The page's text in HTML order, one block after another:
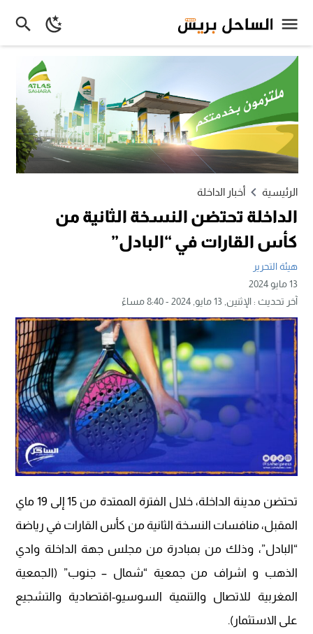
الرئيسية أخبار الداخلة
الداخلة تحتضن النسخة الثانية من
كأس القارات في “البادل”
هيئة التحرير
13 مايو 2024
آخر تحديث :الإثنين, 13 مايو, 2024 - 8:40 مساءً
تحتضن مدينة الداخلة، خلال الفترة الممتدة من 15 إلى 19 ماي
المقبل، منافسات النسخة الثانية من كأس القارات في رياضة
“البادل”، وذلك من بمبادرة من مجلس جهة الداخلة وادي
الذهب و اشراف من جمعية “شمال – جنوب” (الجمعية
المغربية للاتصال والتنمية السوسيو-اقتصادية والتشجيع
على الاستثمار).